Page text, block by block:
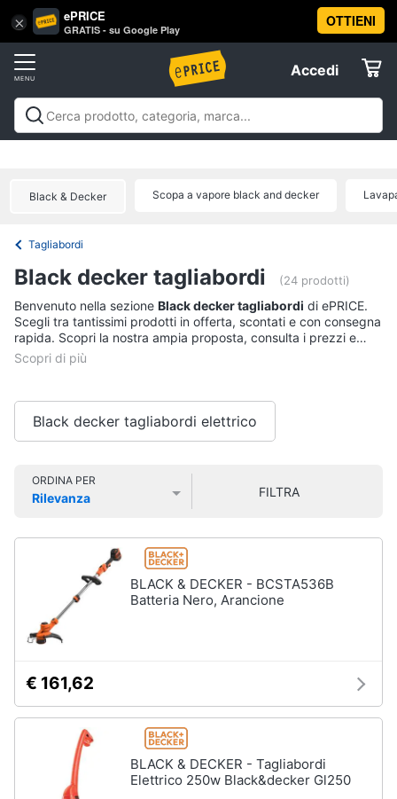
× ePRICE
GRATIS - su Google Play
OTTIENI
Accedi
Accedi
Registrati
Offerte
Tv
e
Home
Cinema
home
Videogiochi
e
Clima
Brico
e
Giardinaggio
Salute
Vai
al
Brico
Giardinaggio
elettrici
Trapani
Livella
Generatore
di
corrente
Sega
Vedi
tutti
Insetticidi
magnetiche
Zanzariere
Trappola
per
topi
dipingereMateriale elettricoColtivazione e
Black & Decker Scopa a vapore black and decker
Tagliabordi
Black decker tagliabordi (24 prodotti)
Benvenuto nella sezione Black decker tagliabordi di ePRICE.
Scegli tra tantissimi prodotti in offerta, scontati e con consegna
rapida. Scopri la nostra ampia proposta, consulta i prezzi e
acquista comodamente online.
Black decker tagliabordi elettrico
ORDINA PER
Rilevanza
FILTRA
BLACK & DECKER - BCSTA536B
Batteria Nero, Arancione
€ 161,62
BLACK & DECKER - Tagliabordi
Elettrico 250w Black&decker Gl250